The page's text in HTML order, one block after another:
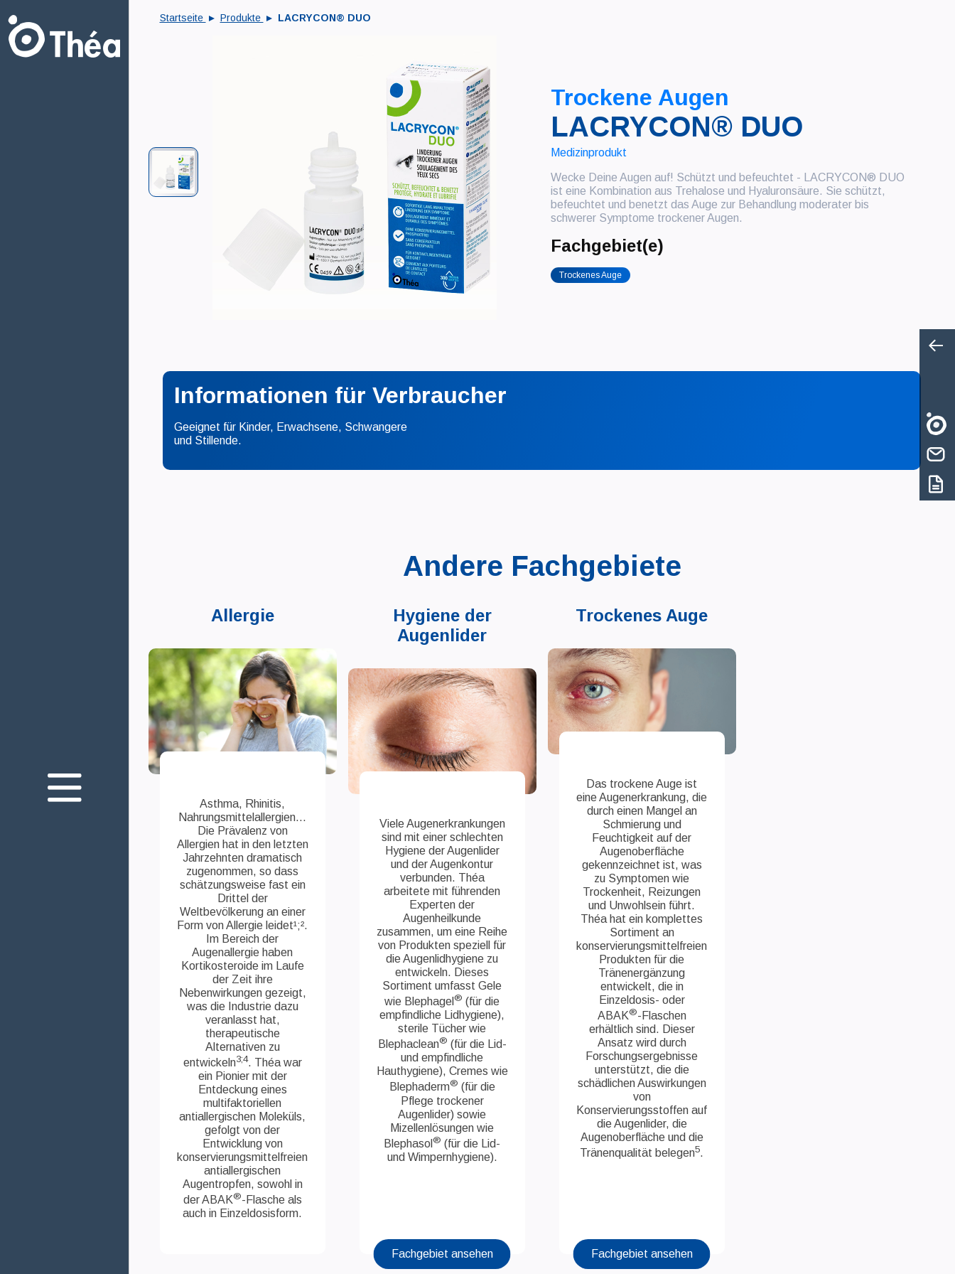
Über uns
Unser Engagement
Die Gesundheit Ihrer
Innovation
Medien
Théa Academy
Startseite Produkte LACRYCON® DUO
Trockene Augen
LACRYCON® DUO
Medizinprodukt
Wecke Deine Augen auf! Schützt und befeuchtet - LACRYCON® DUO
ist eine Kombination aus Trehalose und Hyaluronsäure. Sie schützt,
befeuchtet und benetzt das Auge zur Behandlung moderater bis
schwerer Symptome trockener Augen.
Fachgebiet(e)
Trockenes Auge
Informationen für Verbraucher
Geeignet für Kinder, Erwachsene, Schwangere
und Stillende.
Andere Fachgebiete
Allergie
Asthma, Rhinitis,
Nahrungsmittelallergien...
Die Prävalenz von
Allergien hat in den letzten
Jahrzehnten dramatisch
zugenommen, so dass
schätzungsweise fast ein
Drittel der
Weltbevölkerung an einer
Form von Allergie leidet¹;².
Im Bereich der
Augenallergie haben
Kortikosteroide im Laufe
der Zeit ihre
Nebenwirkungen gezeigt,
was die Industrie dazu
veranlasst hat,
therapeutische
Alternativen zu
entwickeln3;4. Théa war
ein Pionier mit der
Entdeckung eines
multifaktoriellen
antiallergischen Moleküls,
gefolgt von der
Entwicklung von
konservierungsmittelfreien
antiallergischen
Augentropfen, sowohl in
der ABAK®-Flasche als
auch in Einzeldosisform.
Hygiene der
Augenlider
Viele Augenerkrankungen
sind mit einer schlechten
Hygiene der Augenlider
und der Augenkontur
verbunden. Théa
arbeitete mit führenden
Experten der
Augenheilkunde
zusammen, um eine Reihe
von Produkten speziell für
die Augenlidhygiene zu
entwickeln. Dieses
Sortiment umfasst Gele
wie Blephagel ® (für die
empfindliche Lidhygiene),
sterile Tücher wie
Blephaclean® (für die Lid-
und empfindliche
Hauthygiene), Cremes wie
Blephaderm® (für die
Pflege trockener
Augenlider) sowie
Mizellenlösungen wie
Blephasol ® (für die Lid-
und Wimpernhygiene).
Fachgebiet ansehen
Trockenes Auge
Das trockene Auge ist
eine Augenerkrankung, die
durch einen Mangel an
Schmierung und
Feuchtigkeit auf der
Augenoberfläche
gekennzeichnet ist, was
zu Symptomen wie
Trockenheit, Reizungen
und Unwohlsein führt.
Théa hat ein komplettes
Sortiment an
konservierungsmittelfreien
Produkten für die
Tränenergänzung
entwickelt, die in
Einzeldosis- oder
ABAK®-Flaschen
erhältlich sind. Dieser
Ansatz wird durch
Forschungsergebnisse
unterstützt, die die
schädlichen Auswirkungen
von
Konservierungsstoffen auf
die Augenlider, die
Augenoberfläche und die
Tränenqualität belegen5.
Fachgebiet ansehen